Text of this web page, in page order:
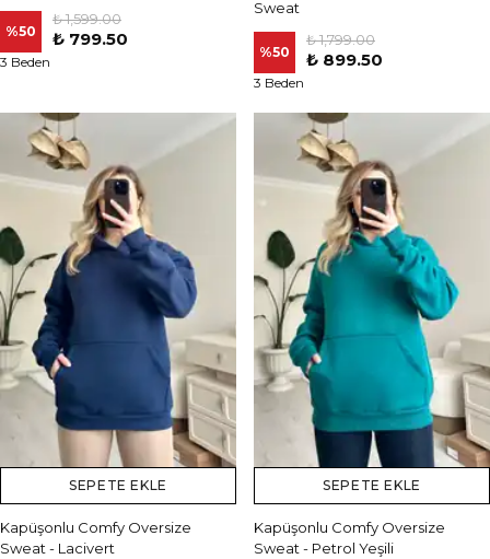
%50
₺ 1,599.00
₺ 799.50
3 Beden
Sweat
%50
₺ 1,799.00
₺ 899.50
3 Beden
SEPETE EKLE
Kapüşonlu Comfy Oversize
Sweat - Lacivert
SEPETE EKLE
Kapüşonlu Comfy Oversize
Sweat - Petrol Yeşili